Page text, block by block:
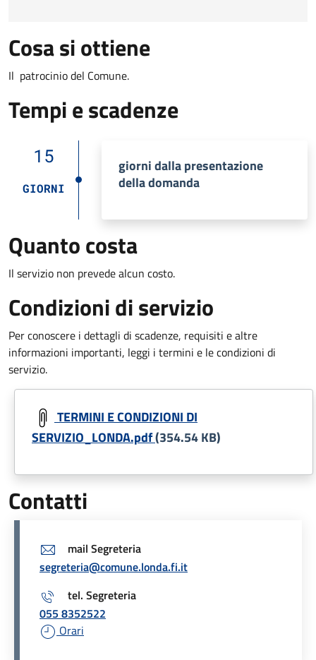
Cosa si ottiene
Il patrocinio del Comune.
Tempi e scadenze
15
GIORNI
giorni dalla presentazione
della domanda
Quanto costa
Il servizio non prevede alcun costo.
Condizioni di servizio
Per conoscere i dettagli di scadenze, requisiti e altre
informazioni importanti, leggi i termini e le condizioni di
servizio.
Document
TERMINI E CONDIZIONI DI
SERVIZIO_LONDA.pdf(354.54 KB)
Contatti
mail Segreteria
segreteria@comune.londa.fi.it
tel. Segreteria
055 8352522
Orari